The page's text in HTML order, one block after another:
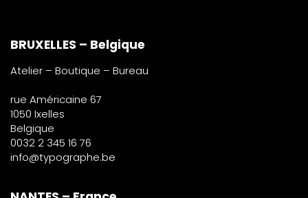
BRUXELLES – Belgique
Atelier – Boutique – Bureau
rue Américaine 67
1050 Ixelles
Belgique
0032 2 345 16 76
info@typographe.be